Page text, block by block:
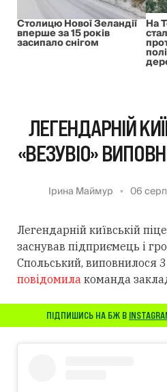
Столицю Нової Зеландії
вперше за 15 років
засипало снігом
На
ЛЕГЕНДАРНІЙ
«ВЕЗУВІО»
Ірина Маймур 06
Легендарній київській
заснував підприємець і
Спольський, виповнилося
повідомила команда
ПІДПИШИСЬ НА БЖ В